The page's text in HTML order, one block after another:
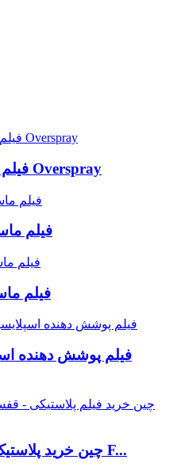
فیلم ماسک محبوب Overspray
فیلم
فیلم
فیلم پوشش دهنده
OEM/ODM چین خرید پلاستیک F...